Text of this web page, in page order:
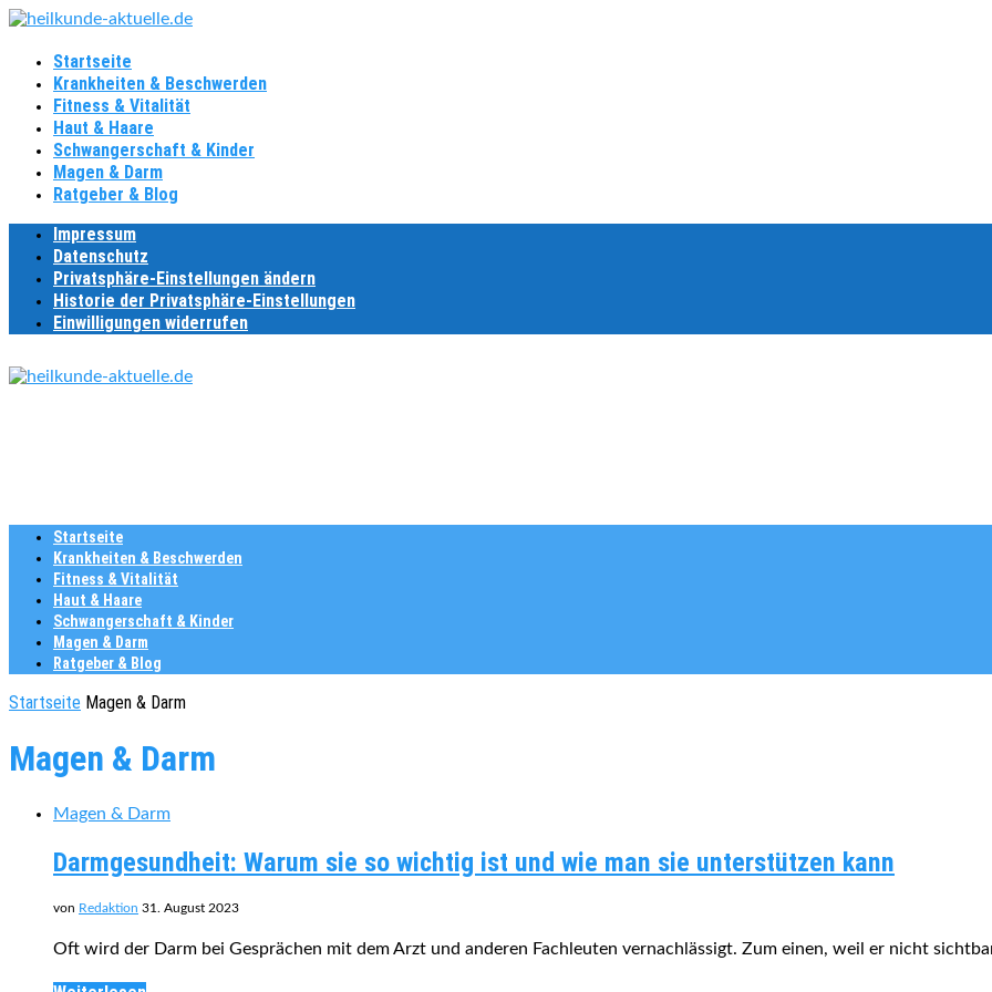
Startseite
Krankheiten & Beschwerden
Fitness & Vitalität
Haut & Haare
Schwangerschaft & Kinder
Magen & Darm
Ratgeber & Blog
Impressum
Datenschutz
Privatsphäre-Einstellungen ändern
Historie der Privatsphäre-Einstellungen
Einwilligungen widerrufen
Startseite
Krankheiten & Beschwerden
Fitness & Vitalität
Haut & Haare
Schwangerschaft & Kinder
Magen & Darm
Ratgeber & Blog
Startseite Magen & Darm
Magen & Darm
Magen & Darm
Darmgesundheit: Warum sie so wichtig ist und wie man sie unterstützen kann
von Redaktion 31. August 2023
Oft wird der Darm bei Gesprächen mit dem Arzt und anderen Fachleuten vernachlässigt. Zum einen, weil er nicht